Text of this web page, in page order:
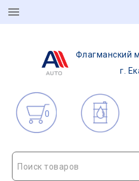
Флагманский
г.
0
Поиск товаров